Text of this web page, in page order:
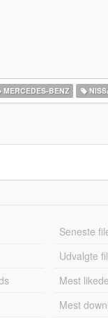
MERCEDES-BENZ
Seneste
Udvalgte
Mest
Mest